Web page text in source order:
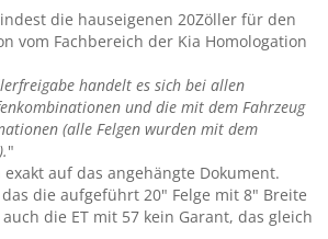
die hauseigenen 20Zöller für den
vom Fachbereich der Kia Homologation
handelt es sich bei allen
und die mit dem Fahrzeug
(alle Felgen wurden mit dem
"
auf das angehängte Dokument.
die aufgeführt 20" Felge mit 8" Breite
die ET mit 57 kein Garant, das gleich